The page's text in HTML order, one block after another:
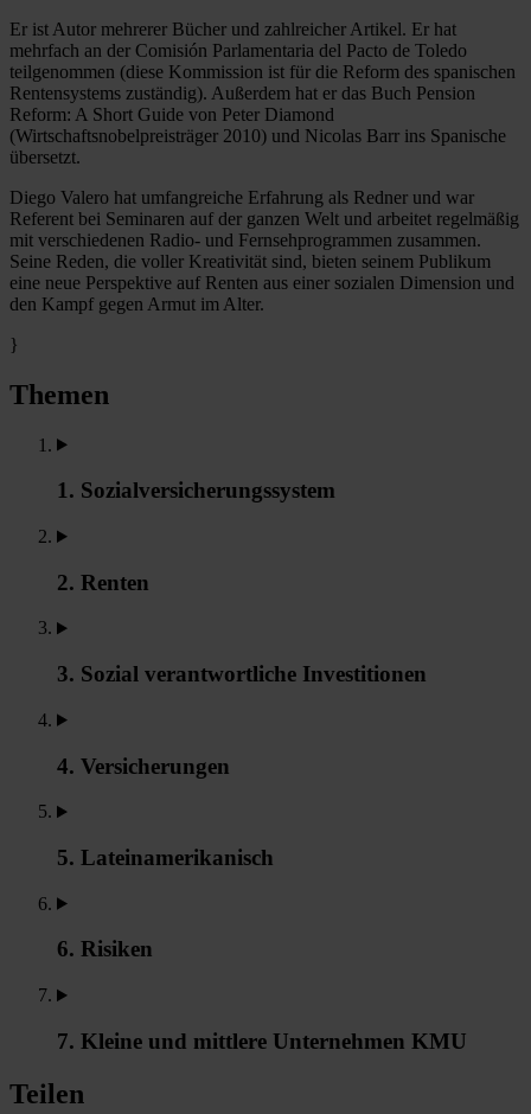
Er ist Autor mehrerer Bücher und zahlreicher Artikel. Er hat
mehrfach an der Comisión Parlamentaria del Pacto de Toledo
teilgenommen (diese Kommission ist für die Reform des spanischen
Rentensystems zuständig). Außerdem hat er das Buch Pension
Reform: A Short Guide von Peter Diamond
(Wirtschaftsnobelpreisträger 2010) und Nicolas Barr ins Spanische
übersetzt.
Diego Valero hat umfangreiche Erfahrung als Redner und war
Referent bei Seminaren auf der ganzen Welt und arbeitet regelmäßig
mit verschiedenen Radio- und Fernsehprogrammen zusammen.
Seine Reden, die voller Kreativität sind, bieten seinem Publikum
eine neue Perspektive auf Renten aus einer sozialen Dimension und
den Kampf gegen Armut im Alter.
}
Themen
1. Sozialversicherungssystem
2. Renten
3. Sozial verantwortliche Investitionen
4. Versicherungen
5. Lateinamerikanisch
6. Risiken
7. Kleine und mittlere Unternehmen KMU
Teilen